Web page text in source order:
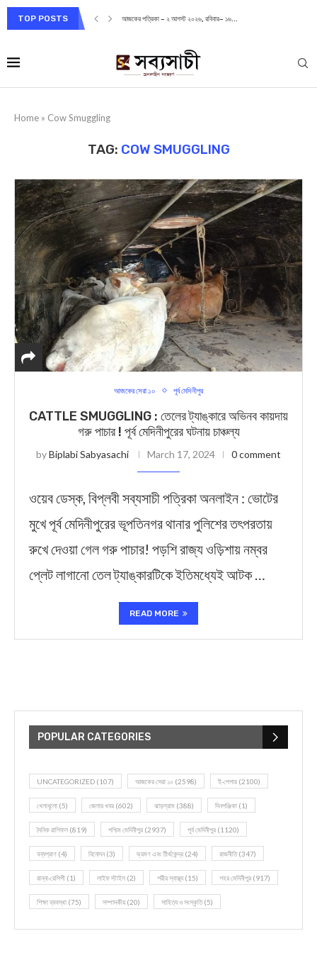
TOP POSTS আজকের পত্রিকা – ২ আগস্ট ২০২৬, রবিবার– ১৬...
Home » Cow Smuggling
TAG: COW SMUGGLING
আজকের সেরা ১০ পূর্ব মেদিনীপুর
CATTLE SMUGGLING : তেলের ট্যাঙ্কারে অভিনব কায়দায়
গরু পাচার ! পূর্ব মেদিনীপুরের ঘটনায় চাঞ্চল্য
byBiplabi Sabyasachi March 17, 2024 0 comment
ওয়েব ডেস্ক, বিপ্লবী সব্যসাচী পত্রিকা অনলাইন : ভোটের
মুখে পূর্ব মেদিনীপুরের ভূপতিনগর থানার পুলিশের তৎপরতায়
রুখে দেওয়া গেল গরু পাচার! পড়শি রাজ্য ওড়িশায় নম্বর
প্লেট লাগানো তেল ট্যাঙ্কারটিকে ইতিমধ্যেই আটক …
READ MORE
POPULAR CATEGORIES
UNCATEGORIZED (107) আজকের সেরা ১০ (2598) ই-পেপার (2100)
খেলাধূলো (5) জেলার খবর (602) ঝাড়গ্রাম (388) দিনপঞ্জিকা (1)
দৈনিক রাশিফল (819) পশ্চিম মেদিনীপুর (2937) পূর্ব মেদিনীপুর (1120)
বন্যপ্রাণ (4) বিনোদন(3) ভ্রমণ এবং তীর্থকেন্দ্র (24) রাজনীতি(347)
রান্না-রেসিপী (1) লাইফ স্টাইল (2) শরীর স্বাস্থ্য (15) শহর মেদিনীপুর (917)
শিক্ষা ব্যবস্থা (75) সম্পাদকীয় (20) সাহিত্য ও সংস্কৃতি(5)